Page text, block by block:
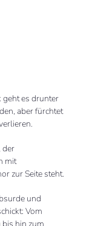
geht es drunter
aber fürchtet
der
mit
zur Seite steht.
und
Vom